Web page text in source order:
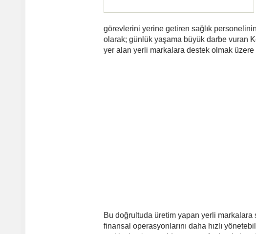
görevlerini yerine getiren sağlık
olarak; günlük yaşama büyük darbe vuran
yer alan yerli markalara destek olmak üzere
Bu doğrultuda üretim yapan yerli markalara
finansal operasyonlarını daha hızlı